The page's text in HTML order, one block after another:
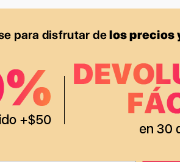
APP
EXCLUSIVAS, PROMOCIONES Y NOTICIAS DE